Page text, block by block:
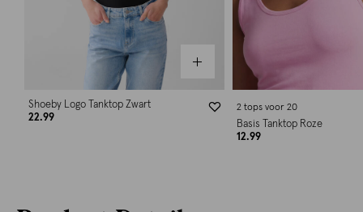
Shoeby Logo Tanktop Zwart
22.99
2 tops voor 20
Basis Tanktop Roze
12.99